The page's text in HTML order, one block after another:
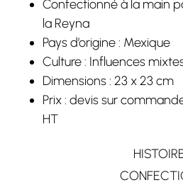
Confectionné à la main
la Reyna
Pays d’origine : Mexique
Culture : Influences
Dimensions : 23 x 23 cm
Prix : devis sur
HT